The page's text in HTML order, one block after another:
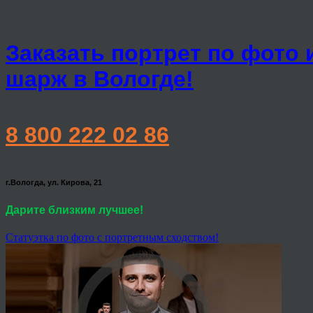
Заказать портрет по фото
шарж в Вологде!
8 800 222 02 86
г.Вологда, ул. Кирова, 21
Дарите близким лучшее!
Статуэтка по фото с портретным сходством!